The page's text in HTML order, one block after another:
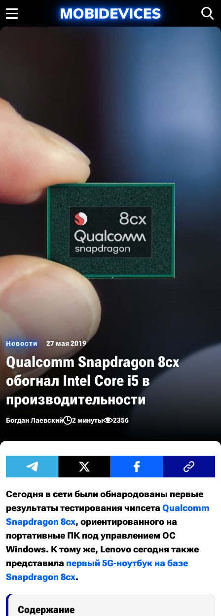
Новости 27 мая 2019
Qualcomm Snapdragon 8cx
обогнал Intel Core i5 в
производительности
Богдан Лаевский 2 минуты 2356
Сегодня в сети были обнародованы первые
результаты тестирования чипсета Qualcomm
Snapdragon 8cx, ориентированного на
портативные ПК под управлением ОС
Windows. К тому же, Lenovo сегодня также
представила первый 5G-ноутбук на базе
Snapdragon 8cx.
Содержание